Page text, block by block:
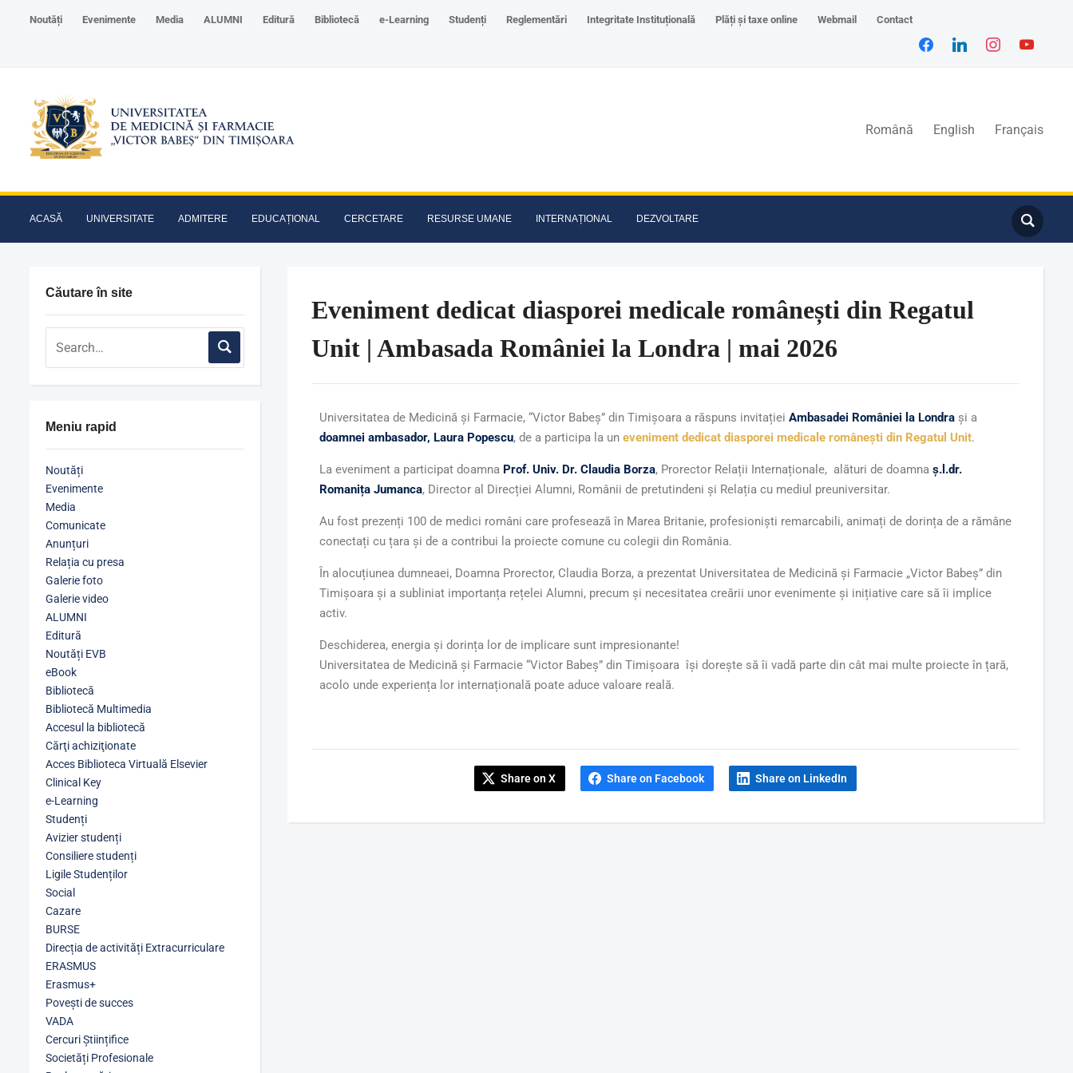
Noutăți Evenimente Media ALUMNI Editură Bibliotecă e-Learning Studenți Reglementări Integritate Instituțională Plăți și taxe online Webmail Contact
Română English Français
ACASĂ UNIVERSITATE ADMITERE EDUCAȚIONAL CERCETARE RESURSE UMANE INTERNAȚIONAL DEZVOLTARE
Căutare în site
Meniu rapid
Noutăți
Evenimente
Media
Comunicate
Anunțuri
Relația cu presa
Galerie foto
Galerie video
ALUMNI
Editură
Noutăți EVB
eBook
Bibliotecă
Bibliotecă Multimedia
Accesul la bibliotecă
Cărţi achiziţionate
Acces Biblioteca Virtuală Elsevier
Clinical Key
e-Learning
Studenți
Avizier studenți
Consiliere studenți
Ligile Studenților
Social
Cazare
BURSE
Direcția de activități Extracurriculare
ERASMUS
Erasmus+
Povești de succes
VADA
Cercuri Științifice
Societăți Profesionale
Eveniment dedicat diasporei medicale românești din Regatul
Unit | Ambasada României la Londra | mai 2026
Universitatea de Medicină și Farmacie, “Victor Babeș” din Timișoara a răspuns invitației Ambasadei României la Londrași a
doamnei ambasador, Laura Popescu, de a participa la uneveniment dedicat diasporei medicale românești din Regatul Unit.
La eveniment a participat doamna Prof. Univ. Dr. Claudia Borza, Prorector Relații Internaționale, alături de doamna ș.l.dr.
Romanița Jumanca, Director al Direcției Alumni, Românii de pretutindeni și Relația cu mediul preuniversitar.
Au fost prezenți 100 de medici români care profesează în Marea Britanie, profesioniști remarcabili, animați de dorința de a rămâne
conectați cu țara și de a contribui la proiecte comune cu colegii din România.
În alocuțiunea dumneaei, Doamna Prorector, Claudia Borza, a prezentat Universitatea de Medicină și Farmacie „Victor Babeș” din
Timișoara și a subliniat importanța rețelei Alumni, precum și necesitatea creării unor evenimente și inițiative care să îi implice
activ.
Deschiderea, energia și dorința lor de implicare sunt impresionante!
Universitatea de Medicină și Farmacie “Victor Babeș” din Timișoara își dorește să îi vadă parte din cât mai multe proiecte în țară,
acolo unde experiența lor internațională poate aduce valoare reală.
Share on X Share on Facebook Share on LinkedIn